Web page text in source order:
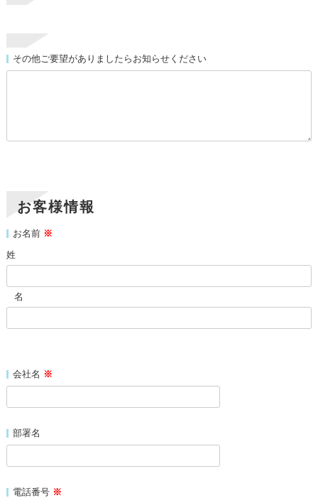
その他ご要望がありましたらお知らせください
お客様情報
お名前 ※
姓
名
会社名 ※
部署名
電話番号 ※